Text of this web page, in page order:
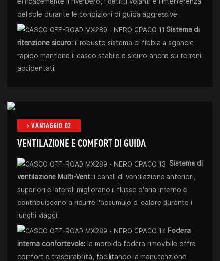
efficacemente il riverbero, i detriti volanti e l'interferenza
del sole durante le condizioni di guida aggressive.
Sistema di
ritenzione sicuro: il robusto sistema di fibbia a sgancio
rapido mantiene il casco stabile e sicuro anche su terreni
accidentati.
> VANTAGGIO 02
VENTILAZIONE E COMFORT DI GUIDA
Sistema di
ventilazione Multi-Vent: i canali di ventilazione anteriori,
superiori e laterali migliorano il flusso d'aria interno e
contribuiscono a ridurre l'accumulo di calore durante i
lunghi viaggi.
Fodera
interna confortevole: la morbida fodera rimovibile offre
comfort e traspirabilità, facilitando la manutenzione